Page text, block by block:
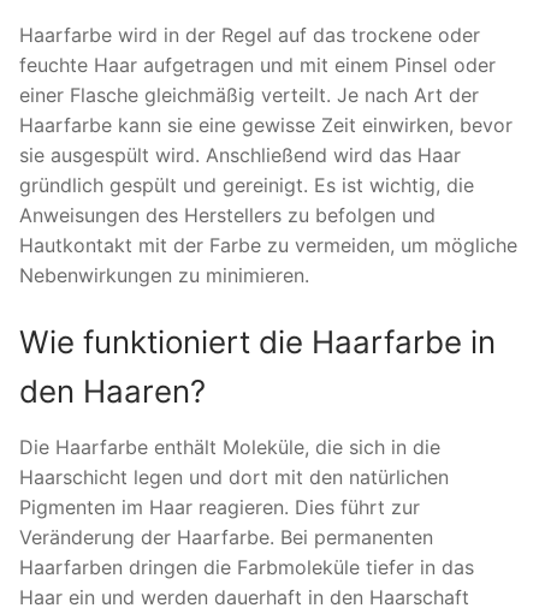
Haarfarbe wird in der Regel auf das trockene oder
feuchte Haar aufgetragen und mit einem Pinsel oder
einer Flasche gleichmäßig verteilt. Je nach Art der
Haarfarbe kann sie eine gewisse Zeit einwirken, bevor
sie ausgespült wird. Anschließend wird das Haar
gründlich gespült und gereinigt. Es ist wichtig, die
Anweisungen des Herstellers zu befolgen und
Hautkontakt mit der Farbe zu vermeiden, um mögliche
Nebenwirkungen zu minimieren.
Wie funktioniert die Haarfarbe in
den Haaren?
Die Haarfarbe enthält Moleküle, die sich in die
Haarschicht legen und dort mit den natürlichen
Pigmenten im Haar reagieren. Dies führt zur
Veränderung der Haarfarbe. Bei permanenten
Haarfarben dringen die Farbmoleküle tiefer in das
Haar ein und werden dauerhaft in den Haarschaft